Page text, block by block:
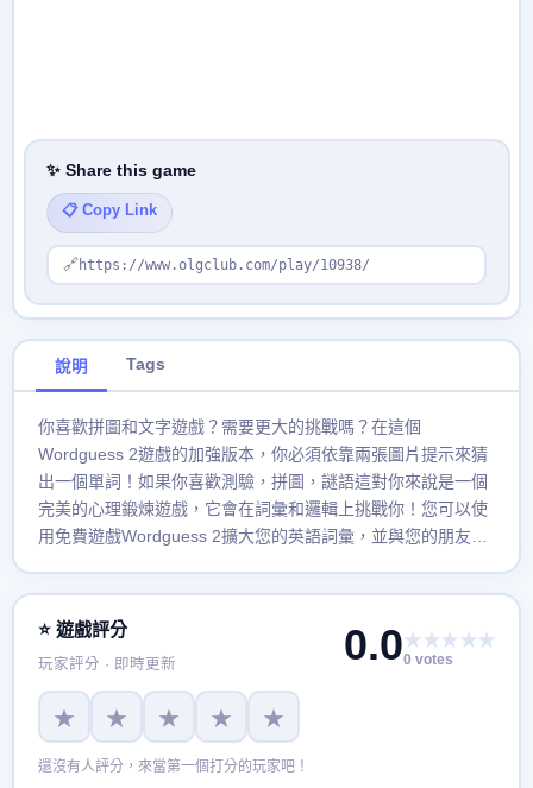
✨ Share this game
📋 Copy Link
🔗 https://www.olgclub.com/play/10938/
說明 Tags
你喜歡拼圖和文字遊戲？需要更大的挑戰嗎？在這個
Wordguess 2遊戲的加強版本，你必須依靠兩張圖片提示來猜
出一個單詞！如果你喜歡測驗，拼圖，謎語這對你來說是一個
完美的心理鍛煉遊戲，它會在詞彙和邏輯上挑戰你！您可以使
用免費遊戲Wordguess 2擴大您的英語詞彙，並與您的朋友或
⭐ 遊戲評分
玩家評分 · 即時更新 0.0★★★★★
0 votes
★ ★ ★ ★ ★
還沒有人評分，來當第一個打分的玩家吧！